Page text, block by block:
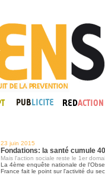
23 juin 2015
Fondations: la santé cumule
Mais l'action sociale reste le 1er
La 4ème enquête nationale de
France fait le point sur l'activité du